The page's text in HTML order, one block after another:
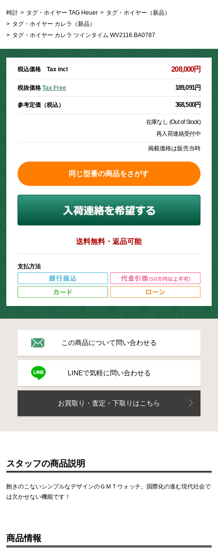
時計 > タグ・ホイヤー TAG Heuer > タグ・ホイヤー（新品）
> タグ・ホイヤー カレラ（新品）
> タグ・ホイヤー カレラ ツインタイム WV2116.BA0787
税込価格 Tax incl 208,000円
税抜価格 Tax Free 189,091円
参考定価（税込） 368,500円
在庫なし (Out of Stock)
再入荷連絡受付中
掲載価格は販売当時
同じ型番の商品をさがす
送料無料・返品可能
支払方法
この商品について問い合わせる
LINEで気軽に問い合わせる
お買取り・査定・下取りはこちら
スタッフの商品説明
飽きのこないシンプルなデザインのＧＭＴウォッチ。国際化の進む現代社会で
は欠かせない機能です！
商品情報